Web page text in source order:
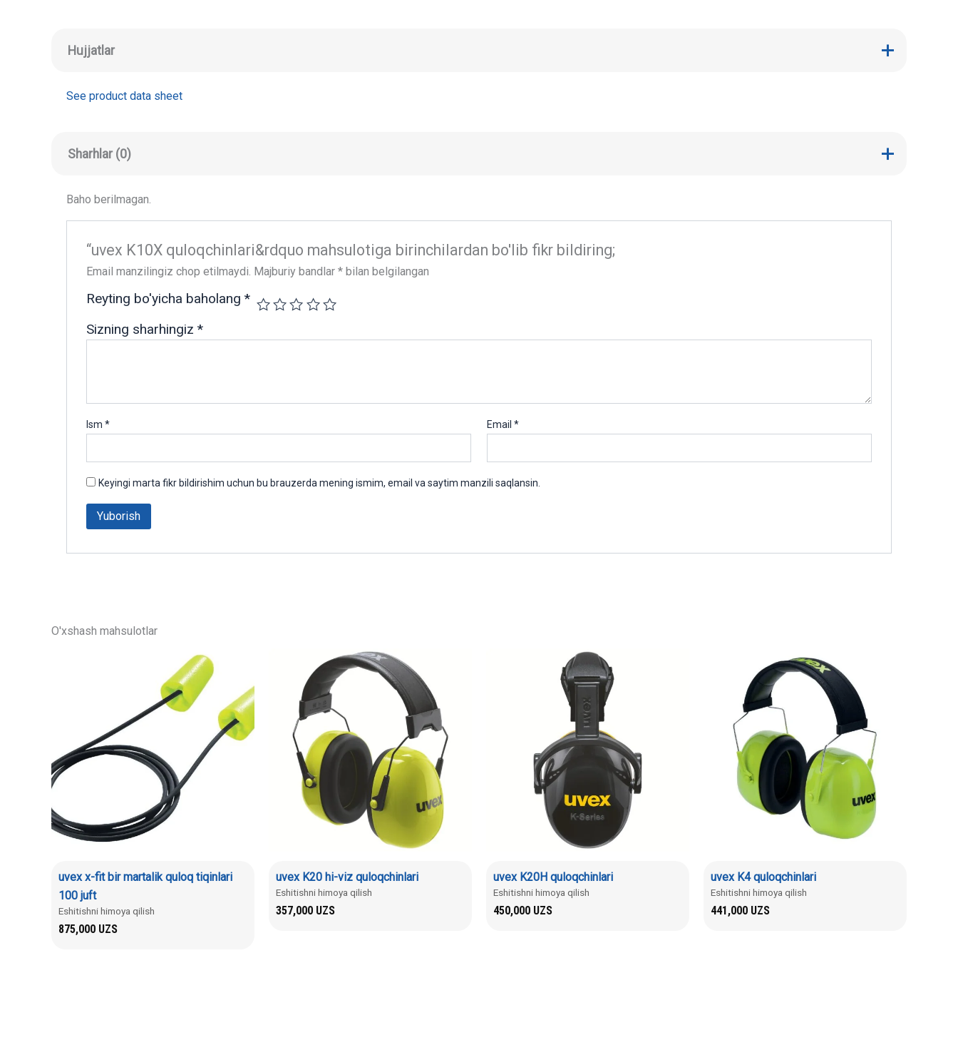
Hujjatlar
See product data sheet
Sharhlar (0)
Baho berilmagan.
“uvex K10X quloqchinlari&rdquo mahsulotiga birinchilardan bo'lib fikr bildiring;
Email manzilingiz chop etilmaydi. Majburiy bandlar *bilan belgilangan
Reyting bo'yicha baholang *
Sizning sharhingiz *
Ism * Email*
Keyingi marta fikr bildirishim uchun bu brauzerda mening ismim, email va saytim manzili saqlansin.
O'xshash mahsulotlar
uvex x-fit bir martalik quloq tiqinlari
100 juft
Eshitishni himoya qilish
875,000 UZS
uvex K20 hi-viz quloqchinlari
Eshitishni himoya qilish
357,000 UZS
uvex K20H quloqchinlari
Eshitishni himoya qilish
450,000 UZS
uvex K4 quloqchinlari
Eshitishni himoya qilish
441,000 UZS